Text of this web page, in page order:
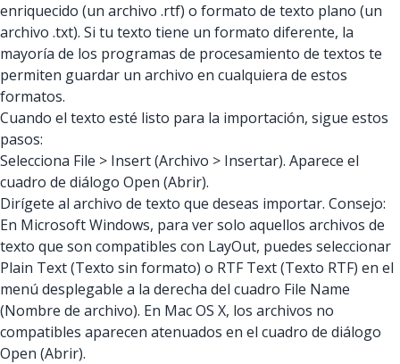
enriquecido (un archivo .rtf) o formato de texto plano (un
archivo .txt). Si tu texto tiene un formato diferente, la
mayoría de los programas de procesamiento de textos te
permiten guardar un archivo en cualquiera de estos
formatos.
Cuando el texto esté listo para la importación, sigue estos
pasos:
Selecciona File > Insert (Archivo > Insertar). Aparece el
cuadro de diálogo Open (Abrir).
Dirígete al archivo de texto que deseas importar. Consejo:
En Microsoft Windows, para ver solo aquellos archivos de
texto que son compatibles con LayOut, puedes seleccionar
Plain Text (Texto sin formato) o RTF Text (Texto RTF) en el
menú desplegable a la derecha del cuadro File Name
(Nombre de archivo). En Mac OS X, los archivos no
compatibles aparecen atenuados en el cuadro de diálogo
Open (Abrir).